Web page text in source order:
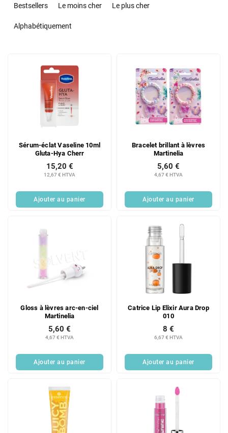
Bestsellers Le moins cher Le plus cher
Alphabétiquement
Sérum-éclat Vaseline 10ml
Gluta-Hya Cherr
12,67 € HTVA
15,20 €
Ajouter au panier
Bracelet brillant à lèvres
Martinelia
4,67 € HTVA
5,60 €
Ajouter au panier
Gloss à lèvres arc-en-ciel
Martinelia
4,67 € HTVA
5,60 €
Ajouter au panier
Catrice Lip Elixir Aura Drop
010
6,67 € HTVA
8 €
Ajouter au panier